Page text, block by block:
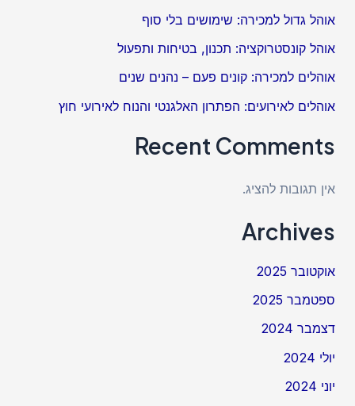
אוהל גדול למכירה: שימושים בלי סוף
אוהל קונסטרוקציה: תכנון, בטיחות ותפעול
אוהלים למכירה: קונים פעם – נהנים שנים
אוהלים לאירועים: הפתרון האלגנטי והנוח לאירועי חוץ
Recent Comments
אין תגובות להציג.
Archives
אוקטובר 2025
ספטמבר 2025
דצמבר 2024
יולי 2024
יוני 2024